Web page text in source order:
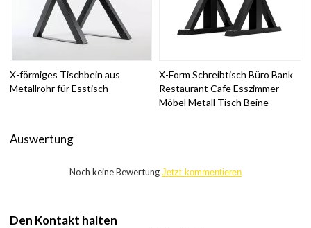
X-förmiges Tischbein aus
Metallrohr für Esstisch
X-Form Schreibtisch Büro Bank
Restaurant Cafe Esszimmer
Möbel Metall Tisch Beine
Auswertung
Noch keine Bewertung Jetzt kommentieren
Den Kontakt halten